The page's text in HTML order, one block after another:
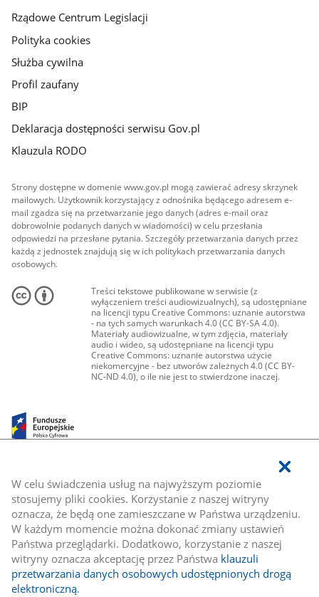
W celu świadczenia usług na najwyższym poziomie
stosujemy pliki cookies. Korzystanie z naszej witryny
oznacza, że będą one zamieszczane w Państwa urządzeniu.
W każdym momencie można dokonać zmiany ustawień
Państwa przeglądarki. Dodatkowo, korzystanie z naszej
witryny oznacza akceptację przez Państwa klauzuli
przetwarzania danych osobowych udostępnionych drogą
elektroniczną.
Rządowe Centrum Legislacji
Polityka cookies
Służba cywilna
Profil zaufany
BIP
Deklaracja dostępności serwisu Gov.pl
Klauzula RODO
Strony dostępne w domenie www.gov.pl mogą zawierać adresy skrzynek
mailowych. Użytkownik korzystający z odnośnika będącego adresem e-
mail zgadza się na przetwarzanie jego danych (adres e-mail oraz
dobrowolnie podanych danych w wiadomości) w celu przesłania
odpowiedzi na przesłane pytania. Szczegóły przetwarzania danych przez
każdą z jednostek znajdują się w ich politykach przetwarzania danych
osobowych.
Treści tekstowe publikowane w serwisie (z
wyłączeniem treści audiowizualnych), są udostępniane
na licencji typu Creative Commons: uznanie autorstwa
- na tych samych warunkach 4.0 (CC BY-SA 4.0).
Materiały audiowizualne, w tym zdjęcia, materiały
audio i wideo, są udostępniane na licencji typu
Creative Commons: uznanie autorstwa użycie
niekomercyjne - bez utworów zależnych 4.0 (CC BY-
NC-ND 4.0), o ile nie jest to stwierdzone inaczej.